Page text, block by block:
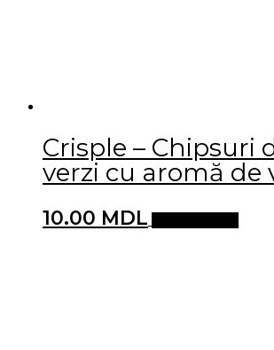
Crisple – Chipsuri
verzi cu aromă de
10.00 MDL